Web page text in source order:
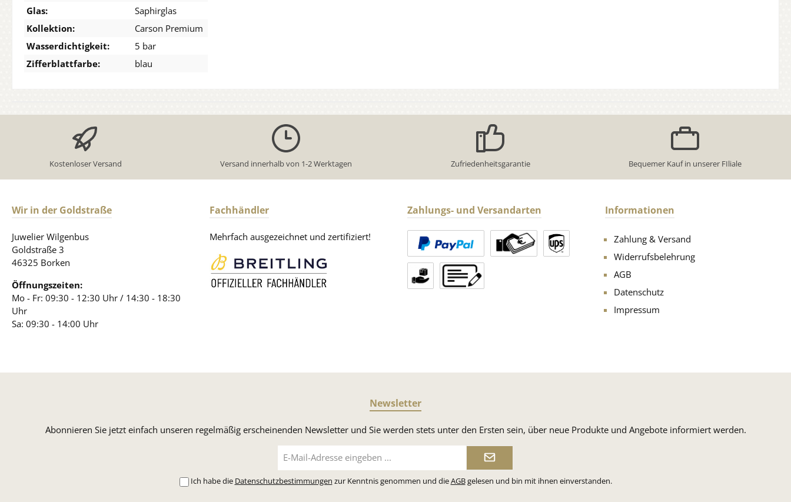
Glas:
Saphirglas
Kollektion:
Carson Premium
Wasserdichtigkeit:
5 bar
Zifferblattfarbe:
blau
Kostenloser Versand Versand innerhalb von 1-2 Werktagen Zufriedenheitsgarantie Bequemer Kauf in unserer FIliale
Wir in der Goldstraße
Juwelier Wilgenbus
Goldstraße 3
46325 Borken
Öffnungszeiten:
Mo - Fr: 09:30 - 12:30 Uhr / 14:30 - 18:30
Uhr
Sa: 09:30 - 14:00 Uhr
Fachhändler
Mehrfach ausgezeichnet und zertifiziert!
Zahlungs- und Versandarten Informationen
Zahlung & Versand
Widerrufsbelehrung
AGB
Datenschutz
Impressum
Newsletter
Abonnieren Sie jetzt einfach unseren regelmäßig erscheinenden Newsletter und Sie werden stets unter den Ersten sein, über neue Produkte und Angebote informiert werden.
Mail-
Adresse*
Ich habe die Datenschutzbestimmungen zur Kenntnis genommen und dieAGBgelesen und bin mit ihnen einverstanden.